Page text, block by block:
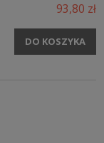
93,80 zł
DO KOSZYKA